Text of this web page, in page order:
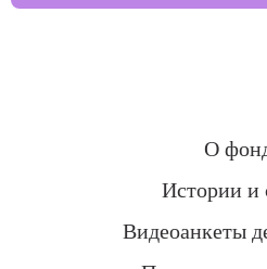
О
Истории и
Видеоанкеты